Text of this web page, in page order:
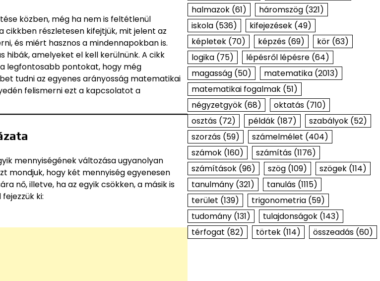
közben, még ha nem is feltétlenül
cikkben részletesen kifejtjük, mit jelent az
és miért hasznos a mindennapokban is.
hibák, amelyeket el kell kerülnünk. A cikk
legfontosabb pontokat, hogy még
tudni az egyenes arányosság matematikai
felismerni ezt a kapcsolatot a
mennyiségének változása ugyanolyan
mondjuk, hogy két mennyiség egyenesen
nő, illetve, ha az egyik csökken, a másik is
ki:
halmazok(61) háromszög(321)
iskola(536) kifejezések(49)
képletek(70) képzés(69) kör(63)
logika(75) lépésről lépésre(64)
magasság(50) matematika(2013)
matematikai fogalmak(51)
négyzetgyök(68) oktatás(710)
osztás(72) példák(187) szabályok(52)
szorzás(59) számelmélet (404)
számok(160) számítás(1176)
számítások(96) szög(109) szögek(114)
tanulmány(321) tanulás(1115)
terület (139) trigonometria(59)
tudomány(131) tulajdonságok(143)
térfogat (82) törtek(114) összeadás(60)